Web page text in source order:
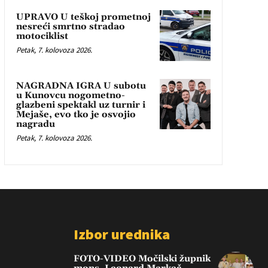
UPRAVO U teškoj prometnoj
nesreći smrtno stradao
motociklist
Petak, 7. kolovoza 2026.
NAGRADNA IGRA U subotu
u Kunovcu nogometno-
glazbeni spektakl uz turnir i
Mejaše, evo tko je osvojio
nagradu
Petak, 7. kolovoza 2026.
Izbor urednika
FOTO-VIDEO Močilski župnik